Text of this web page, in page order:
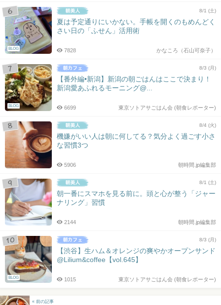
BLOG
8/1 (土)
夏は予定通りにいかない。手帳を開くのもめんどく
さい日の「ふせん」活用術
かなころ（石山可奈子）
7828
BLOG
8/3 (月)
【番外編•新潟】新潟の朝ごはんはここで決まり！
新潟愛あふれるモーニング@...
東京ソトアサごはん会 (朝食レポーター)
6699
8/4 (火)
機嫌がいい人は朝に何してる？気分よく過ごす小さ
な習慣3つ
朝時間.jp編集部
5906
8/1 (土)
朝一番にスマホを見る前に。頭と心が整う「ジャー
ナリング」習慣
朝時間.jp編集部
2144
BLOG
8/3 (月)
【渋谷】生ハム＆オレンジの爽やかオープンサンド
@Lilium&coffee【vol.645】
東京ソトアサごはん会 (朝食レポーター)
1015
« 前の記事